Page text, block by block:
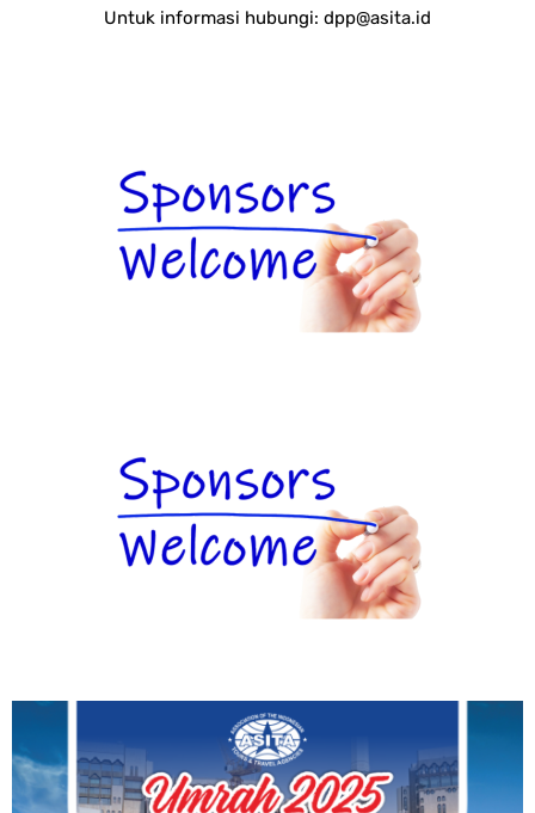
Untuk informasi hubungi: dpp@asita.id